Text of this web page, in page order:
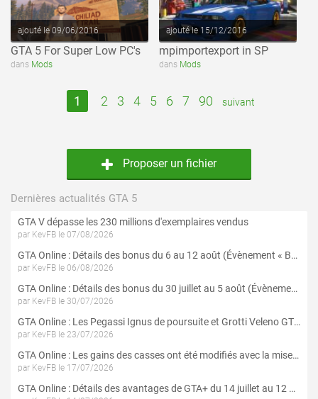
ajouté le 09/06/2016
GTA 5 For Super Low PC's
dans Mods
ajouté le 15/12/2016
mpimportexport in SP
dans Mods
1 2 3 4 5 6 7 90 suivant
Proposer un fichier
Dernières actualités GTA 5
GTA V dépasse les 230 millions d'exemplaires vendus
par KevFB le 07/08/2026
GTA Online : Détails des bonus du 6 au 12 août (Évènement « Braquages de l'été » - Suite et fin)
par KevFB le 06/08/2026
GTA Online : Détails des bonus du 30 juillet au 5 août (Évènement « Braquages d'été »)
par KevFB le 30/07/2026
GTA Online : Les Pegassi Ignus de poursuite et Grotti Veleno GT sont maintenant disponibles
par KevFB le 23/07/2026
GTA Online : Les gains des casses ont été modifiés avec la mise à jour « Le Braquage du Kortz Center »
par KevFB le 17/07/2026
GTA Online : Détails des avantages de GTA+ du 14 juillet au 12 août